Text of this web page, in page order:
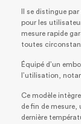
Il se distingue
pour les
mesure rapide
toutes
Équipé d’un
l’utilisation,
Ce modèle
de fin de mesure,
dernière